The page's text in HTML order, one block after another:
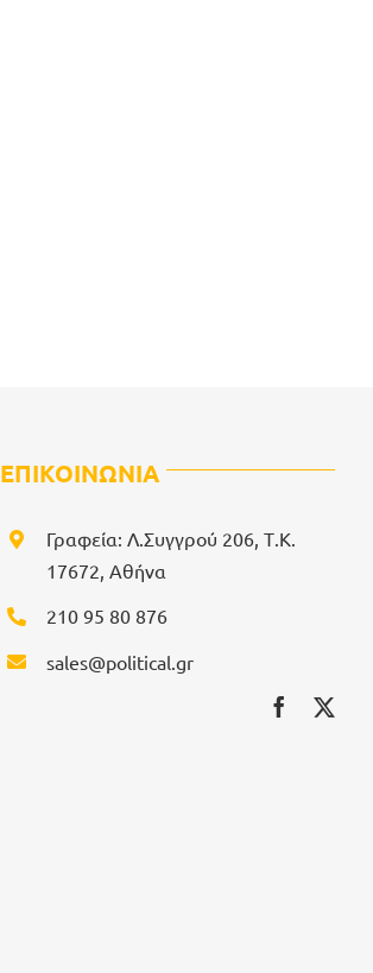
ΕΠΙΚΟΙΝΩΝΙΑ
Γραφεία: Λ.Συγγρού 206, Τ.Κ.
17672, Αθήνα
210 95 80 876
sales@political.gr